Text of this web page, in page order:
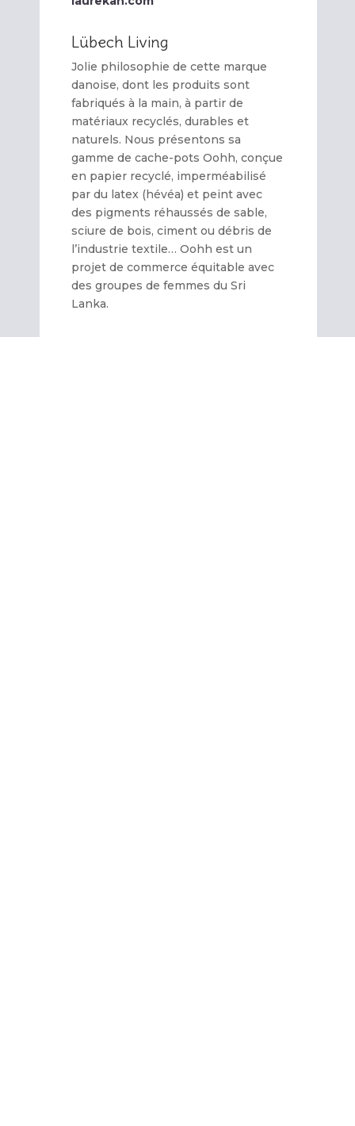
Lübech Living
Jolie philosophie de cette marque
danoise, dont les produits sont
fabriqués à la main, à partir de
matériaux recyclés, durables et
naturels. Nous présentons sa
gamme de cache-pots Oohh, conçue
en papier recyclé, imperméabilisé
par du latex (hévéa) et peint avec
des pigments réhaussés de sable,
sciure de bois, ciment ou débris de
l’industrie textile… Oohh est un
projet de commerce équitable avec
des groupes de femmes du Sri
Lanka.